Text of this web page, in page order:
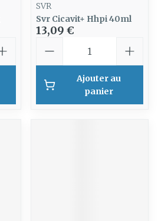
SVR
Svr Cicavit+ Hhpi 40ml
13,09 €
Ajouter au
panier